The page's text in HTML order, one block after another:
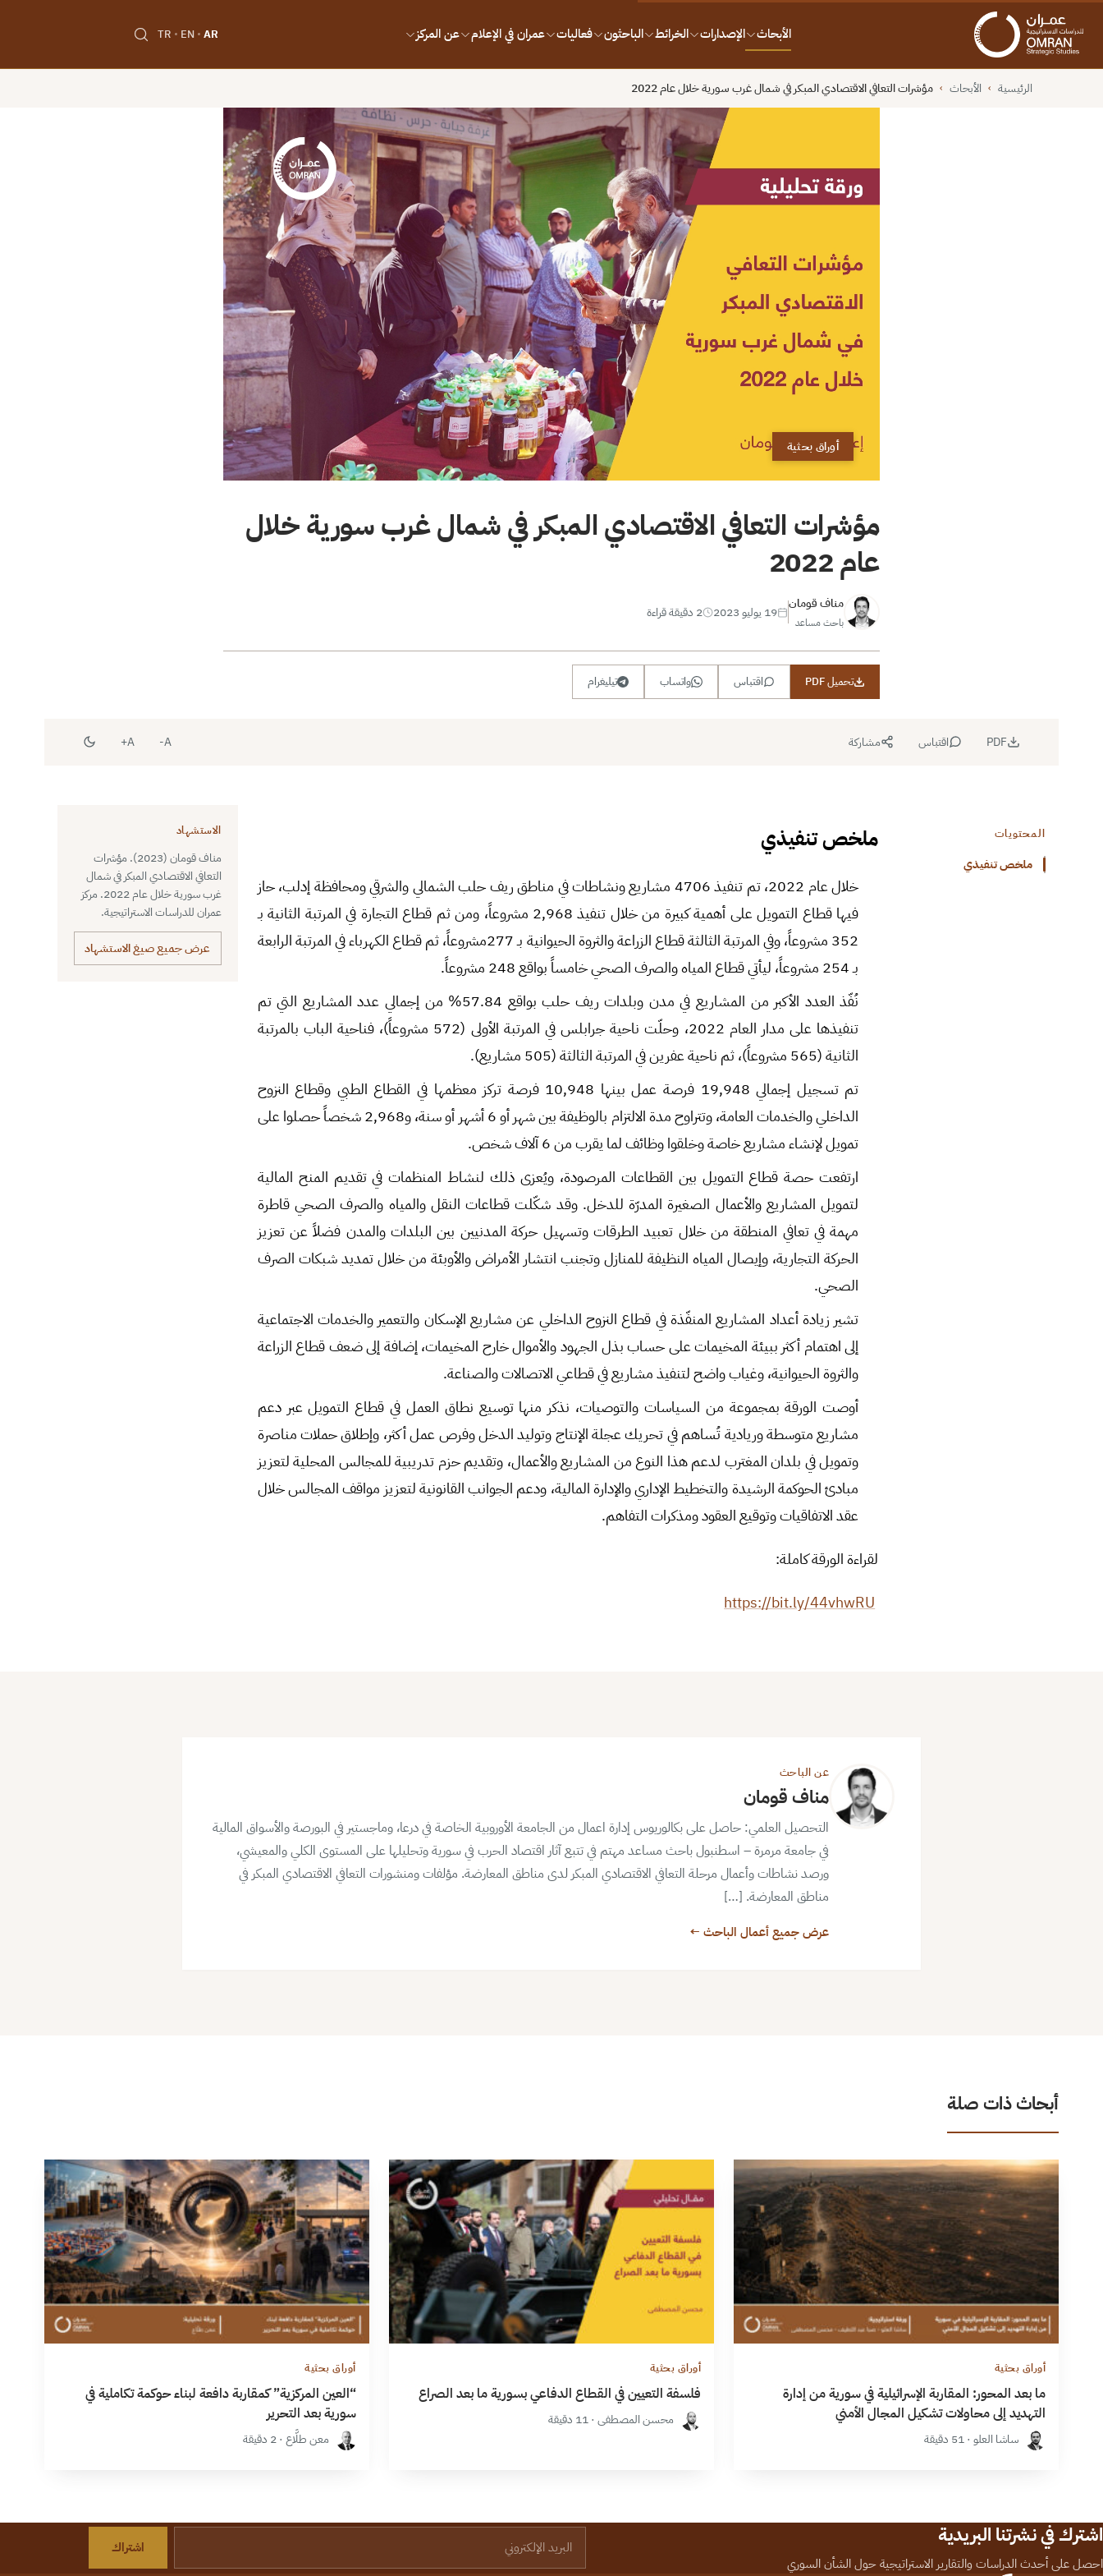
الأبحاث الإصدارات الخرائط الباحثون فعاليات عمران في الإعلام عن المركز AR
EN
TR
الرئيسية › الأبحاث › مؤشرات التعافي الاقتصادي المبكر في شمال غرب سورية خلال عام 2022
أوراق بحثية
مؤشرات التعافي الاقتصادي المبكر في شمال غرب سورية خلال
عام 2022
مناف قومان
باحث مساعد
19 يوليو 2023 2 دقيقة قراءة
تحميل PDF اقتباس واتساب تيليغرام
PDF اقتباس مشاركة A-
A+
المحتويات
ملخص تنفيذي
ملخص تنفيذي
خلال عام 2022، تم تنفيذ 4706 مشاريع ونشاطات في مناطق ريف حلب الشمالي والشرقي ومحافظة إدلب، حاز
فيها قطاع التمويل على أهمية كبيرة من خلال تنفيذ 2,968 مشروعاً، ومن ثم قطاع التجارة في المرتبة الثانية بـ
352 مشروعاً، وفي المرتبة الثالثة قطاع الزراعة والثروة الحيوانية بـ 277مشروعاً، ثم قطاع الكهرباء في المرتبة الرابعة
بـ 254 مشروعاً، ليأتي قطاع المياه والصرف الصحي خامساً بواقع 248 مشروعاً.
نُفّذ العدد الأكبر من المشاريع في مدن وبلدات ريف حلب بواقع 57.84% من إجمالي عدد المشاريع التي تم
تنفيذها على مدار العام 2022، وحلّت ناحية جرابلس في المرتبة الأولى (572 مشروعاً)، فناحية الباب بالمرتبة
الثانية (565 مشروعاً)، ثم ناحية عفرين في المرتبة الثالثة (505 مشاريع).
تم تسجيل إجمالي 19,948 فرصة عمل بينها 10,948 فرصة تركز معظمها في القطاع الطبي وقطاع النزوح
الداخلي والخدمات العامة، وتتراوح مدة الالتزام بالوظيفة بين شهر أو 6 أشهر أو سنة، و2,968 شخصاً حصلوا على
تمويل لإنشاء مشاريع خاصة وخلقوا وظائف لما يقرب من 6 آلاف شخص.
ارتفعت حصة قطاع التمويل بين القطاعات المرصودة، ويُعزى ذلك لنشاط المنظمات ‏في تقديم المنح المالية
لتمويل المشاريع والأعمال الصغيرة المدرّة للدخل. وقد شكّلت قطاعات النقل والمياه والصرف الصحي قاطرة
مهمة في تعافي المنطقة من خلال تعبيد الطرقات وتسهيل حركة المدنيين بين البلدات والمدن فضلاً عن تعزيز
‏الحركة التجارية، وإيصال المياه النظيفة للمنازل وتجنب انتشار الأمراض والأوبئة من خلال تمديد شبكات الصرف
الصحي.‏
تشير زيادة أعداد المشاريع المنفّذة في قطاع النزوح الداخلي عن مشاريع الإسكان والتعمير والخدمات الاجتماعية
إلى اهتمام أكثر ببيئة المخيمات على حساب بذل الجهود والأموال خارح المخيمات، إضافة إلى ضعف قطاع الزراعة
والثروة الحيوانية، وغياب واضح لتنفيذ مشاريع في قطاعي ‏الاتصالات والصناعة.‏‏
أوصت الورقة بمجموعة من السياسات والتوصيات، نذكر منها توسيع نطاق العمل في قطاع التمويل عبر دعم
مشاريع متوسطة وريادية تُساهم في تحريك عجلة الإنتاج وتوليد الدخل وفرص عمل أكثر، وإطلاق حملات مناصرة
وتمويل في بلدان المغترب لدعم هذا النوع من المشاريع والأعمال، وتقديم حزم تدريبية للمجالس المحلية لتعزيز
مبادئ الحوكمة الرشيدة والتخطيط الإداري والإدارة المالية، ودعم الجوانب القانونية لتعزيز مواقف المجالس خلال
عقد الاتفاقيات وتوقيع العقود ومذكرات التفاهم.
لقراءة الورقة كاملة:
https://bit.ly/44vhwRU
الاستشهاد
مناف قومان (2023). مؤشرات
التعافي الاقتصادي المبكر في شمال
غرب سورية خلال عام 2022. مركز
عمران للدراسات الاستراتيجية.
عرض جميع صيغ الاستشهاد
عن الباحث
مناف قومان
التحصيل العلمي: حاصل على بكالوريوس إدارة اعمال من الجامعة الأوروبية الخاصة في درعا، وماجستير في البورصة والأسواق المالية
في جامعة مرمرة – اسطنبول باحث مساعد مهتم في تتبع آثار اقتصاد الحرب في سورية وتحليلها على المستوى الكلي والمعيشي،
ورصد نشاطات وأعمال مرحلة التعافي الاقتصادي المبكر لدى مناطق المعارضة. مؤلفات ومنشورات التعافي الاقتصادي المبكر في
مناطق المعارضة. […]
عرض جميع أعمال الباحث ←
أبحاث ذات صلة
أوراق بحثية
ما بعد المحور: المقاربة الإسرائيلية في سورية من إدارة
التهديد إلى محاولات تشكيل المجال الأمني
ساشا العلو · 51 دقيقة
أوراق بحثية
فلسفة التعيين في القطاع الدفاعي بسورية ما بعد الصراع
محسن المصطفى · 11 دقيقة
أوراق بحثية
“العين المركزية” كمقاربة دافعة لبناء حوكمة تكاملية في
سورية بعد التحرير
معن طلَّاع · 2 دقيقة
اشترك في نشرتنا البريدية
احصل على أحدث الدراسات والتقارير الاستراتيجية حول الشأن السوري
اشتراك